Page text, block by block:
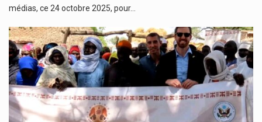
médias, ce 24 octobre 2025, pour…